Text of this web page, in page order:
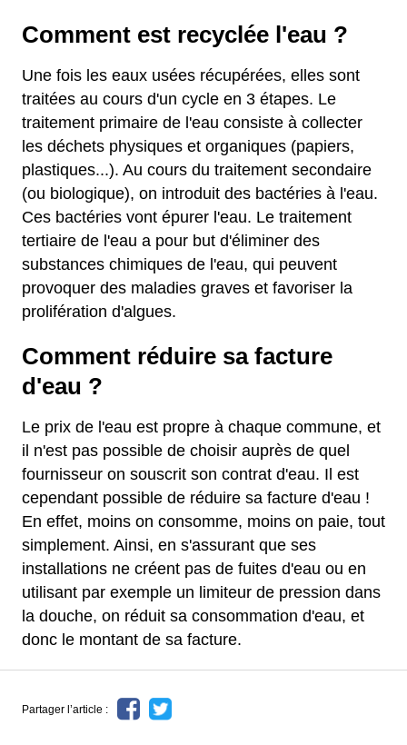
Comment est recyclée l'eau ?
Une fois les eaux usées récupérées, elles sont
traitées au cours d'un cycle en 3 étapes. Le
traitement primaire de l'eau consiste à collecter
les déchets physiques et organiques (papiers,
plastiques...). Au cours du traitement secondaire
(ou biologique), on introduit des bactéries à l'eau.
Ces bactéries vont épurer l'eau. Le traitement
tertiaire de l'eau a pour but d'éliminer des
substances chimiques de l'eau, qui peuvent
provoquer des maladies graves et favoriser la
prolifération d'algues.
Comment réduire sa facture
d'eau ?
Le prix de l'eau est propre à chaque commune, et
il n'est pas possible de choisir auprès de quel
fournisseur on souscrit son contrat d'eau. Il est
cependant possible de réduire sa facture d'eau !
En effet, moins on consomme, moins on paie, tout
simplement. Ainsi, en s'assurant que ses
installations ne créent pas de fuites d'eau ou en
utilisant par exemple un limiteur de pression dans
la douche, on réduit sa consommation d'eau, et
donc le montant de sa facture.
Partager l’article :